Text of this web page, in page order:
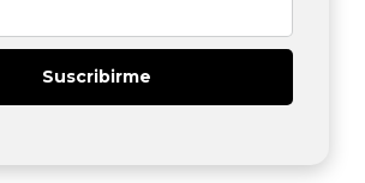
Suscribirme